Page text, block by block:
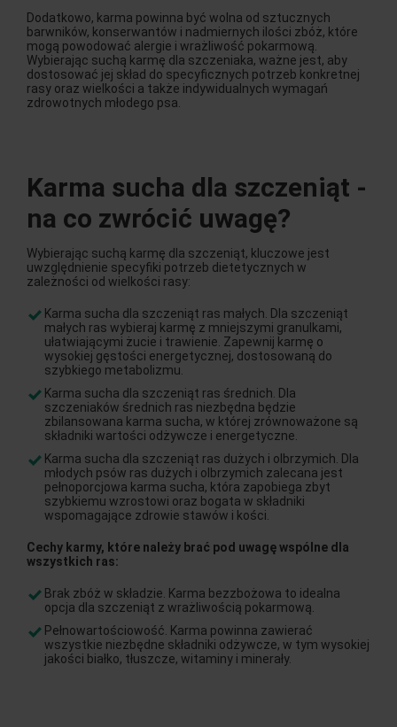
Dodatkowo, karma powinna być wolna od sztucznych
barwników, konserwantów i nadmiernych ilości zbóż, które
mogą powodować alergie i wrażliwość pokarmową.
Wybierając suchą karmę dla szczeniaka, ważne jest, aby
dostosować jej skład do specyficznych potrzeb konkretnej
rasy oraz wielkości a także indywidualnych wymagań
zdrowotnych młodego psa.
Karma sucha dla szczeniąt -
na co zwrócić uwagę?
Wybierając suchą karmę dla szczeniąt, kluczowe jest
uwzględnienie specyfiki potrzeb dietetycznych w
zależności od wielkości rasy:
Karma sucha dla szczeniąt ras małych. Dla szczeniąt
małych ras wybieraj karmę z mniejszymi granulkami,
ułatwiającymi żucie i trawienie. Zapewnij karmę o
wysokiej gęstości energetycznej, dostosowaną do
szybkiego metabolizmu.
Karma sucha dla szczeniąt ras średnich. Dla
szczeniaków średnich ras niezbędna będzie
zbilansowana karma sucha, w której zrównoważone są
składniki wartości odżywcze i energetyczne.
Karma sucha dla szczeniąt ras dużych i olbrzymich. Dla
młodych psów ras dużych i olbrzymich zalecana jest
pełnoporcjowa karma sucha, która zapobiega zbyt
szybkiemu wzrostowi oraz bogata w składniki
wspomagające zdrowie stawów i kości.
Cechy karmy, które należy brać pod uwagę wspólne dla
wszystkich ras:
Brak zbóż w składzie. Karma bezzbożowa to idealna
opcja dla szczeniąt z wrażliwością pokarmową.
Pełnowartościowość. Karma powinna zawierać
wszystkie niezbędne składniki odżywcze, w tym wysokiej
jakości białko, tłuszcze, witaminy i minerały.